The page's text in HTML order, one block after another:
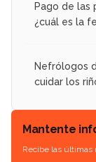
Pago de las
¿cuál es la
Nefrólogos
cuidar los
Mantente
Recibe las últimas